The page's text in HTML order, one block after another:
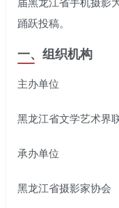
踊跃投稿。
一、组织机构
主办单位
黑龙江省文学艺术界
承办单位
黑龙江省摄影家协会